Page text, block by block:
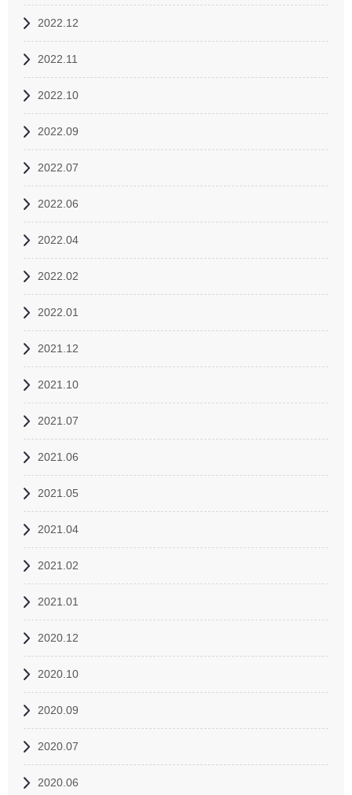
2022.12
2022.11
2022.10
2022.09
2022.07
2022.06
2022.04
2022.02
2022.01
2021.12
2021.10
2021.07
2021.06
2021.05
2021.04
2021.02
2021.01
2020.12
2020.10
2020.09
2020.07
2020.06